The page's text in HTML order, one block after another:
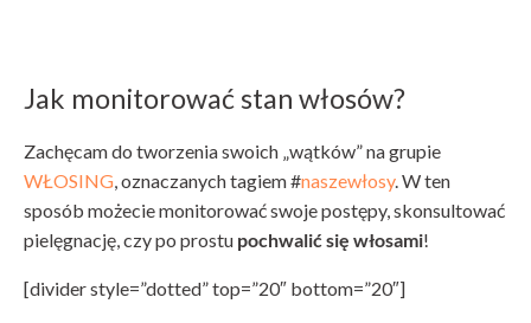
Jak monitorować stan włosów?
Zachęcam do tworzenia swoich „wątków” na grupie
WŁOSING, oznaczanych tagiem #naszewłosy. W ten
sposób możecie monitorować swoje postępy, skonsultować
pielęgnację, czy po prostu pochwalić się włosami!
[divider style=”dotted” top=”20″ bottom=”20″]